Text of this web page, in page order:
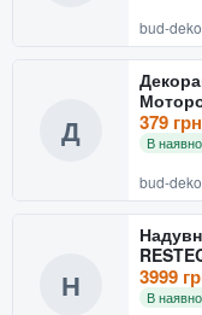
bud-
Д 379
В
bud-
Н 3999
В